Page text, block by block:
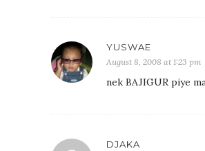
YUSWAE
August 8, 2008 at 1:23 pm
nek BAJIGUR piye
DJAKA